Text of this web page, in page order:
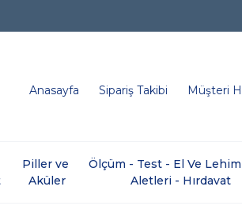
Anasayfa Sipariş Takibi Müşteri
Piller ve
Aküler
Ölçüm - Test - El Ve
Aletleri - Hırdavat